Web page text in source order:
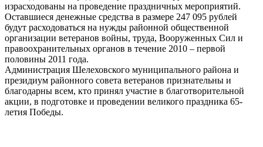
израсходованы на проведение праздничных мероприятий.
Оставшиеся денежные средства в размере 247 095 рублей
будут расходоваться на нужды районной общественной
организации ветеранов войны, труда, Вооруженных Сил и
правоохранительных органов в течение 2010 – первой
половины 2011 года.
Администрация Шелеховского муниципального района и
президиум районного совета ветеранов признательны и
благодарны всем, кто принял участие в благотворительной
акции, в подготовке и проведении великого праздника 65-
летия Победы.